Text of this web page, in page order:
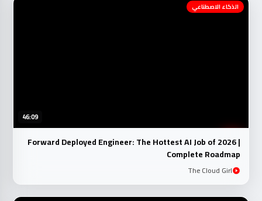
46:09
الذكاء الاصطناعي
Forward Deployed Engineer: The Hottest AI Job of 2026 |
Complete Roadmap
The Cloud Girl